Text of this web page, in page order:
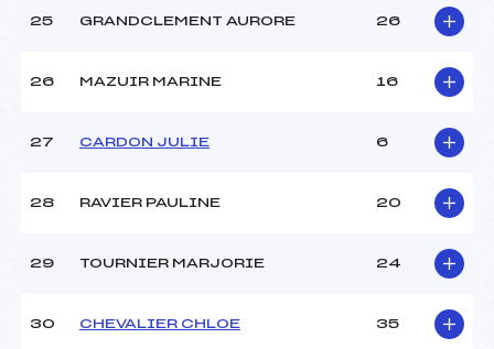
25 GRANDCLEMENT AURORE 26
26 MAZUIR MARINE 16
27 CARDON JULIE 6
28 RAVIER PAULINE 20
29 TOURNIER MARJORIE 24
30 CHEVALIER CHLOE 35